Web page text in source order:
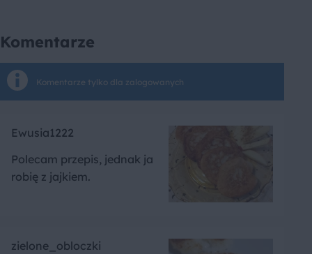
Komentarze
Komentarze tylko dla zalogowanych
Ewusia1222
Polecam przepis, jednak ja
robię z jajkiem.
zielone_obloczki